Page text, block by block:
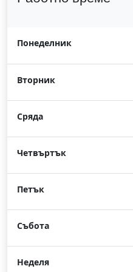
Понеделник
Вторник
Сряда
Четвъртък
Петък
Събота
Неделя